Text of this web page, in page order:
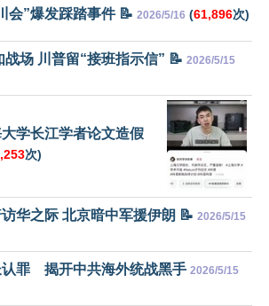
会”爆发踩踏事件 📝 2026/5/16 (61,896次)
战场 川普留“接班指示信” 📝 2026/5/15
学长江学者论文造假
次)
华之际 北京暗中军援伊朗 📝 2026/5/15
认罪 揭开中共海外统战黑手 2026/5/15